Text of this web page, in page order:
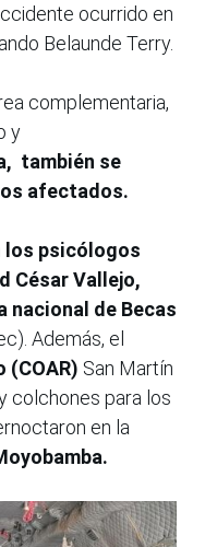
ocurrido en
Belaunde Terry.
complementaria,
y
también se
afectados.
los psicólogos
César Vallejo,
nacional de Becas
Además, el
(COAR) San Martín
colchones para los
en la